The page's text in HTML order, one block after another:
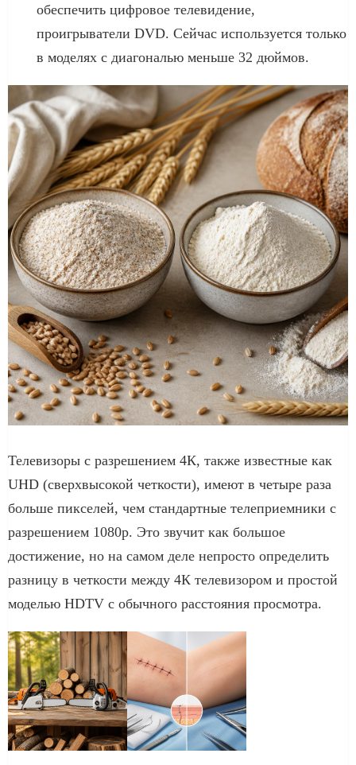
обеспечить цифровое телевидение,
проигрыватели DVD. Сейчас используется только
в моделях с диагональю меньше 32 дюймов.
Телевизоры с разрешением 4К, также известные как
UHD (сверхвысокой четкости), имеют в четыре раза
больше пикселей, чем стандартные телеприемники с
разрешением 1080р. Это звучит как большое
достижение, но на самом деле непросто определить
разницу в четкости между 4К телевизором и простой
моделью HDTV с обычного расстояния просмотра.